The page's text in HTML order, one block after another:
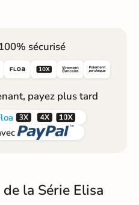
sécurisé
 
payez plus tard
 

la Série Elisa